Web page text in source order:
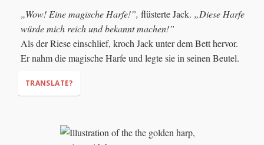
„Wow! Eine magische Harfe!”, flüsterte Jack. „Diese Harfe
würde mich reich und bekannt machen!”
Als der Riese einschlief, kroch Jack unter dem Bett hervor.
Er nahm die magische Harfe und legte sie in seinen Beutel.
TRANSLATE?
make me rich and famous!"